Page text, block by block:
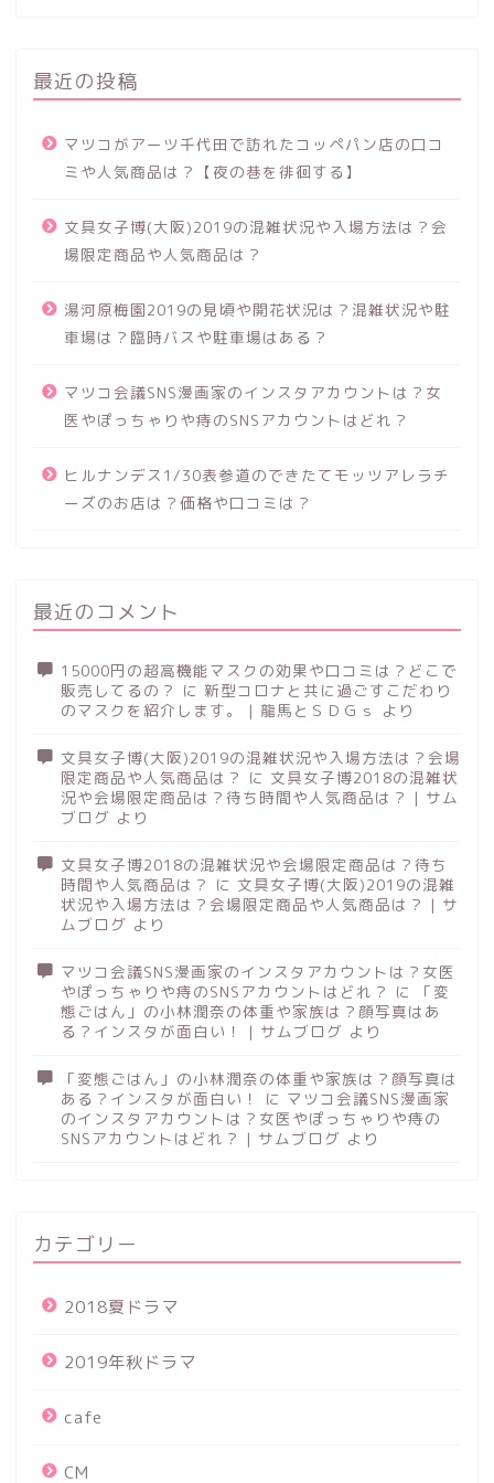
最近の投稿
マツコがアーツ千代田で訪れたコッペパン店の口コ
ミや人気商品は？【夜の巷を徘徊する】
文具女子博(大阪)2019の混雑状況や入場方法は？会
場限定商品や人気商品は？
湯河原梅園2019の見頃や開花状況は？混雑状況や駐
車場は？臨時バスや駐車場はある？
マツコ会議SNS漫画家のインスタアカウントは？女
医やぽっちゃりや痔のSNSアカウントはどれ？
ヒルナンデス1/30表参道のできたてモッツアレラチ
ーズのお店は？価格や口コミは？
最近のコメント
15000円の超高機能マスクの効果や口コミは？どこで
販売してるの？ に 新型コロナと共に過ごすこだわり
のマスクを紹介します。 | 龍馬とＳＤＧｓ
より
文具女子博(大阪)2019の混雑状況や入場方法は？会場
限定商品や人気商品は？ に 文具女子博2018の混雑状
況や会場限定商品は？待ち時間や人気商品は？ | サム
ブログ より
文具女子博2018の混雑状況や会場限定商品は？待ち
時間や人気商品は？ に 文具女子博(大阪)2019の混雑
状況や入場方法は？会場限定商品や人気商品は？ | サ
ムブログ より
マツコ会議SNS漫画家のインスタアカウントは？女医
やぽっちゃりや痔のSNSアカウントはどれ？ に
「変
態ごはん」の小林潤奈の体重や家族は？顔写真はあ
る？インスタが面白い！ | サムブログ より
「変態ごはん」の小林潤奈の体重や家族は？顔写真は
ある？インスタが面白い！
に マツコ会議SNS漫画家
のインスタアカウントは？女医やぽっちゃりや痔の
SNSアカウントはどれ？ | サムブログ より
カテゴリー
2018夏ドラマ
2019年秋ドラマ
cafe
CM